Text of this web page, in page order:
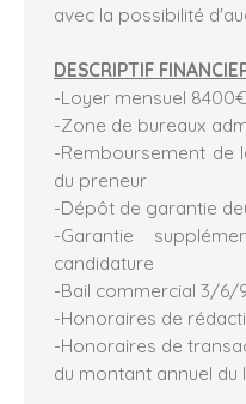
avec la possibilité
DESCRIPTIF
-Loyer mensuel
-Zone de bureaux
-Remboursement de
du preneur
-Dépôt de garantie
-Garantie
candidature
-Bail commercial 3/6/
-Honoraires de
-Honoraires de
du montant annuel du